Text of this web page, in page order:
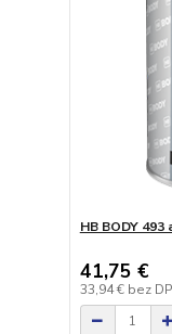
HB BODY
41,75 €
33,94 € bez